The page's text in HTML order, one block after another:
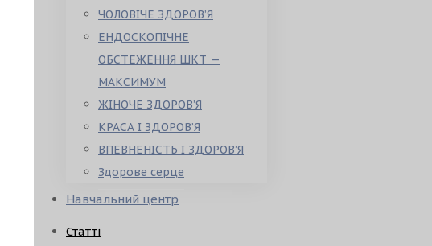
ЧОЛОВІЧЕ ЗДОРОВ’Я
ЕНДОСКОПІЧНЕ
ОБСТЕЖЕННЯ ШКТ —
МАКСИМУМ
ЖІНОЧЕ ЗДОРОВ’Я
КРАСА І ЗДОРОВ’Я
ВПЕВНЕНІСТЬ І ЗДОРОВ’Я
Здорове серце
Навчальний центр
Статті